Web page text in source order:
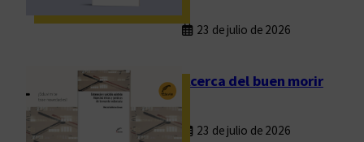
s
d
e
23 de julio de 2026
Acerca del buen morir
23 de julio de 2026